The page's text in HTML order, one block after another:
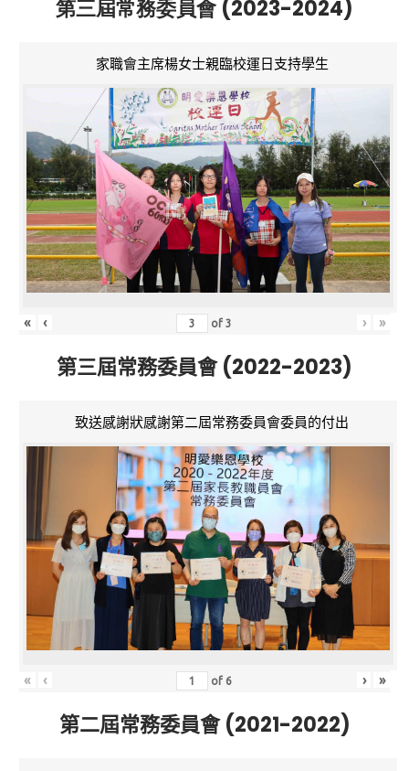
第三屆常務委員會 (2023-2024)
家職會主席楊女士親臨校運日支持學生
« ‹ of3 › »
第三屆常務委員會 (2022-2023)
致送感謝狀感謝第二屆常務委員會委員的付出
« ‹ of 6 › »
第二屆常務委員會 (2021-2022)